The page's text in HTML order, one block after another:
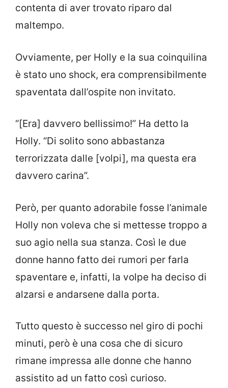
contenta di aver trovato riparo dal
maltempo.
Ovviamente, per Holly e la sua coinquilina
è stato uno shock, era comprensibilmente
spaventata dall’ospite non invitato.
“[Era] davvero bellissimo!” Ha detto la
Holly. “Di solito sono abbastanza
terrorizzata dalle [volpi], ma questa era
davvero carina”.
Però, per quanto adorabile fosse l’animale
Holly non voleva che si mettesse troppo a
suo agio nella sua stanza. Così le due
donne hanno fatto dei rumori per farla
spaventare e, infatti, la volpe ha deciso di
alzarsi e andarsene dalla porta.
Tutto questo è successo nel giro di pochi
minuti, però è una cosa che di sicuro
rimane impressa alle donne che hanno
assistito ad un fatto così curioso.